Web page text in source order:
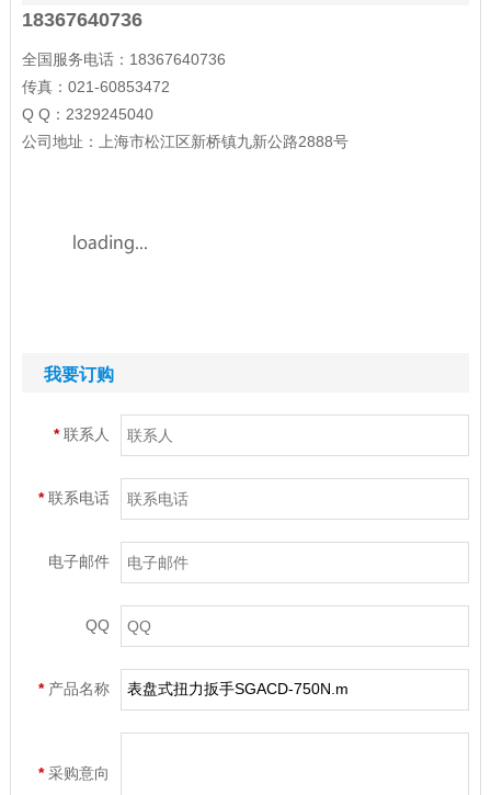
18367640736
全国服务电话：18367640736
传真：021-60853472
Q Q：2329245040
公司地址：上海市松江区新桥镇九新公路2888号
我要订购
*联系人
*联系电话
电子邮件
QQ
* 产品名称
*采购意向